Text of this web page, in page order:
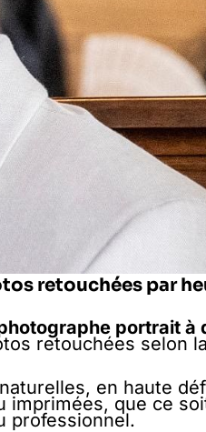
retouchées par
portrait à
retouchées selon
en haute
imprimées, que ce
professionnel.